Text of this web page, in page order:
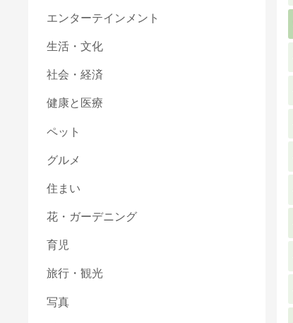
エンターテインメント
生活・文化
社会・経済
健康と医療
ペット
グルメ
住まい
花・ガーデニング
育児
旅行・観光
写真